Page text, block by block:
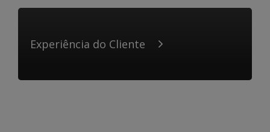
Experiência do Cliente